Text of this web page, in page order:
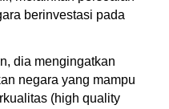
berinvestasi pada
dia mengingatkan
negara yang mampu
(high quality